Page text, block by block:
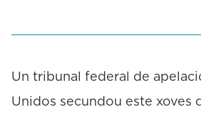
Un tribunal federal de
Unidos secundou este xoves